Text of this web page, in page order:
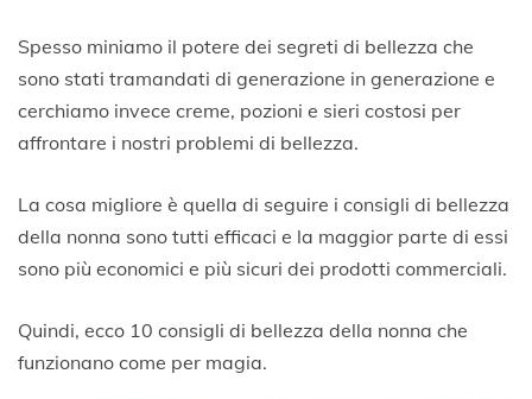
8
a
g
i
2
2
Spesso miniamo il potere dei segreti di bellezza che
sono stati tramandati di generazione in generazione e
cerchiamo invece creme, pozioni e sieri costosi per
affrontare i nostri problemi di bellezza.
La cosa migliore è quella di seguire i consigli di bellezza
della nonna sono tutti efficaci e la maggior parte di essi
sono più economici e più sicuri dei prodotti commerciali.
Quindi, ecco 10 consigli di bellezza della nonna che
funzionano come per magia.